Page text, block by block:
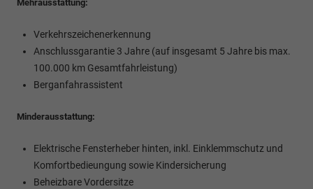
Mehrausstattung:
Verkehrszeichenerkennung
Anschlussgarantie 3 Jahre (auf insgesamt 5 Jahre bis max.
100.000 km Gesamtfahrleistung)
Berganfahrassistent
Minderausstattung:
Elektrische Fensterheber hinten, inkl. Einklemmschutz und
Komfortbedieungung sowie Kindersicherung
Beheizbare Vordersitze